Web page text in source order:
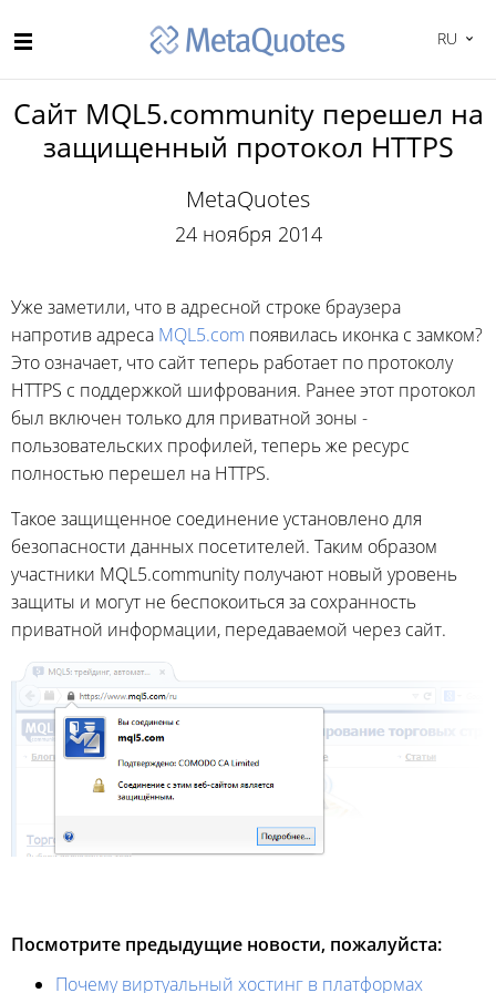
RU
Сайт MQL5.community перешел на
защищенный протокол HTTPS
MetaQuotes
24 ноября 2014
Уже заметили, что в адресной строке браузера
напротив адреса MQL5.com появилась иконка с замком?
Это означает, что сайт теперь работает по протоколу
HTTPS с поддержкой шифрования. Ранее этот протокол
был включен только для приватной зоны -
пользовательских профилей, теперь же ресурс
полностью перешел на HTTPS.
Такое защищенное соединение установлено для
безопасности данных посетителей. Таким образом
участники MQL5.community получают новый уровень
защиты и могут не беспокоиться за сохранность
приватной информации, передаваемой через сайт.
Посмотрите предыдущие новости, пожалуйста:
Почему виртуальный хостинг в платформах